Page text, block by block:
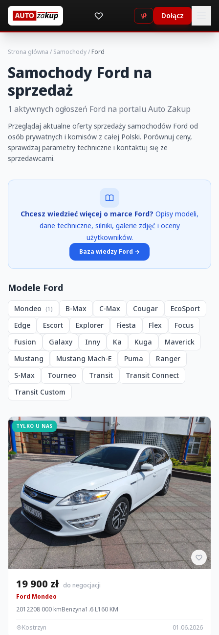
Dołącz
Strona główna / Samochody/Ford
Samochody Ford na
sprzedaż
1 aktywnych ogłoszeń Ford na portalu Auto Zakup
Przeglądaj aktualne oferty sprzedaży samochodów Ford od
osób prywatnych i komisów z całej Polski. Porównuj ceny,
sprawdzaj parametry techniczne i kontaktuj się ze
sprzedawcami.
Chcesz wiedzieć więcej o marce Ford? Opisy modeli,
dane techniczne, silniki, galerie zdjęć i oceny
użytkowników.
Baza wiedzy Ford →
Modele Ford
Mondeo (1) B-Max C-Max Cougar
EcoSport
Edge
Escort Explorer Fiesta Flex
Focus
Fusion
Galaxy Inny Ka Kuga
Maverick
Mustang
Mustang Mach-E Puma
Ranger
S-Max
Tourneo Transit
Transit Connect
Transit Custom
TYLKO U NAS
19 900 zł do negocjacji
Ford Mondeo
2012208 000 kmBenzyna1.6 L160 KM
Kostrzyn 01.06.2026